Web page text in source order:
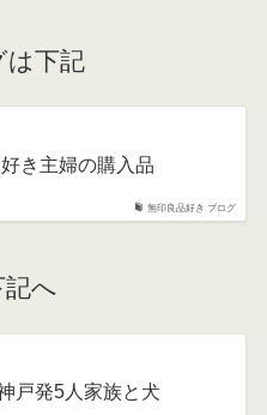
は下記
無印良品好き ブログ
き主婦の購入品
記へ
戸発5人家族と犬